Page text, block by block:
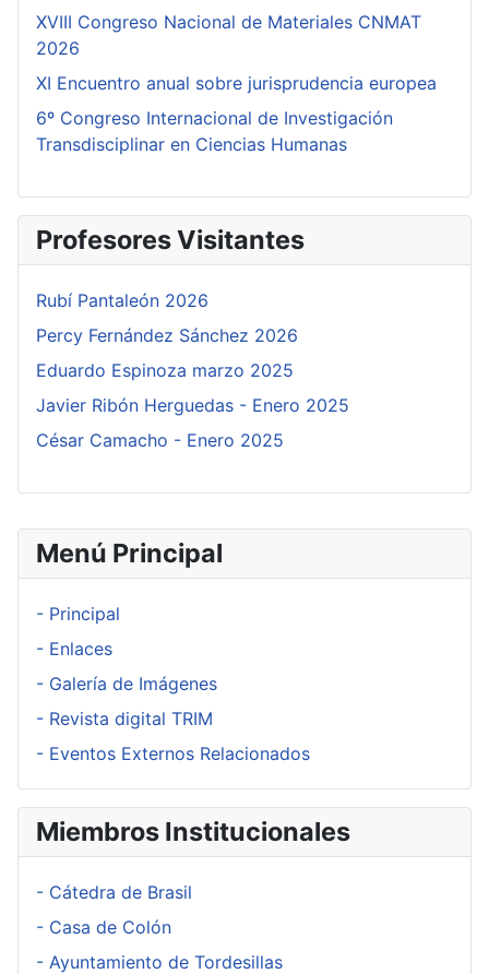
Menú Principal
- Principal
- Enlaces
- Galería de Imágenes
- Revista digital TRIM
- Eventos Externos Relacionados
Miembros Institucionales
- Cátedra de Brasil
- Casa de Colón
- Ayuntamiento de Tordesillas
XVIII Congreso Nacional de Materiales CNMAT
2026
XI Encuentro anual sobre jurisprudencia europea
6º Congreso Internacional de Investigación
Transdisciplinar en Ciencias Humanas
Profesores Visitantes
Rubí Pantaleón 2026
Percy Fernández Sánchez 2026
Eduardo Espinoza marzo 2025
Javier Ribón Herguedas - Enero 2025
César Camacho - Enero 2025